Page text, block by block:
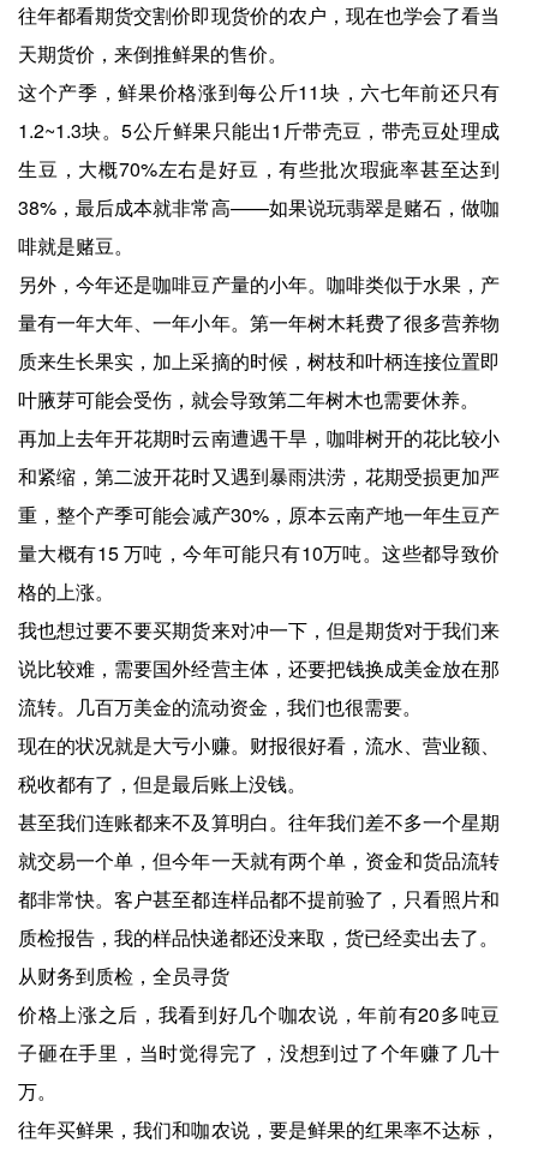
往年都看期货交割价即现货价的农户，现在也学会了看当
天期货价，来倒推鲜果的售价。
这个产季，鲜果价格涨到每公斤11块，六七年前还只有
1.2~1.3块。5公斤鲜果只能出1斤带壳豆，带壳豆处理成
生豆，大概70%左右是好豆，有些批次瑕疵率甚至达到
38%，最后成本就非常高——如果说玩翡翠是赌石，做咖
啡就是赌豆。
另外，今年还是咖啡豆产量的小年。咖啡类似于水果，产
量有一年大年、一年小年。第一年树木耗费了很多营养物
质来生长果实，加上采摘的时候，树枝和叶柄连接位置即
叶腋芽可能会受伤，就会导致第二年树木也需要休养。
再加上去年开花期时云南遭遇干旱，咖啡树开的花比较小
和紧缩，第二波开花时又遇到暴雨洪涝，花期受损更加严
重，整个产季可能会减产30%，原本云南产地一年生豆产
量大概有15 万吨，今年可能只有10万吨。这些都导致价
格的上涨。
我也想过要不要买期货来对冲一下，但是期货对于我们来
说比较难，需要国外经营主体，还要把钱换成美金放在那
流转。几百万美金的流动资金，我们也很需要。
现在的状况就是大亏小赚。财报很好看，流水、营业额、
税收都有了，但是最后账上没钱。
甚至我们连账都来不及算明白。往年我们差不多一个星期
就交易一个单，但今年一天就有两个单，资金和货品流转
都非常快。客户甚至都连样品都不提前验了，只看照片和
质检报告，我的样品快递都还没来取，货已经卖出去了。
从财务到质检，全员寻货
价格上涨之后，我看到好几个咖农说，年前有20多吨豆
子砸在手里，当时觉得完了，没想到过了个年赚了几十
万。
往年买鲜果，我们和咖农说，要是鲜果的红果率不达标，